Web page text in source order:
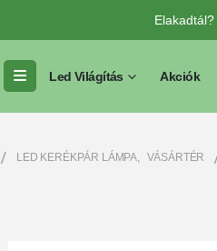
Elakadtál?
Led Világítás Akciók
LED KERÉKPÁR LÁMPA, VÁSÁRTÉR